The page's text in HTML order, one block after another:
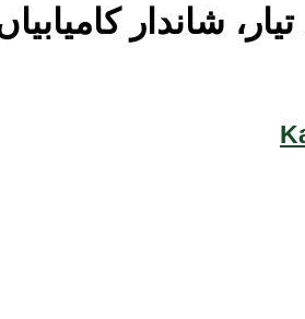
شاندار